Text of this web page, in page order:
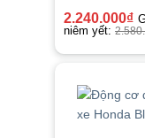
2.240.000₫
niêm yết: